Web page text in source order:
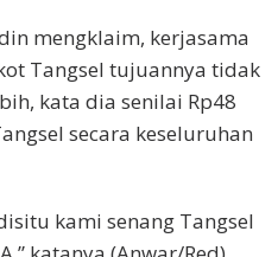
mengklaim, kerjasama
Tangsel tujuannya tidak
kata dia senilai Rp48
secara keseluruhan
kami senang Tangsel